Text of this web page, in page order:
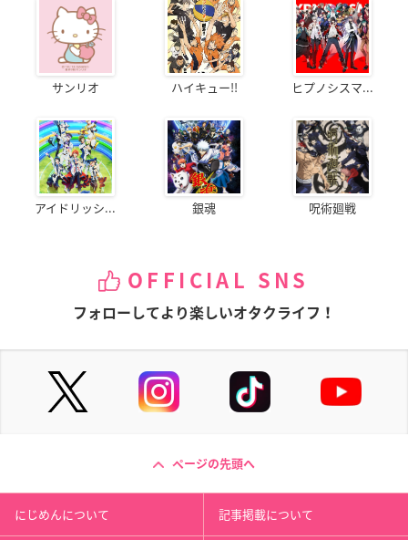
サンリオ ハイキュー!! ヒプノシスマ...
アイドリッシ... 銀魂 呪術廻戦
OFFICIAL SNS
フォローしてより楽しいオタクライフ！
ページの先頭へ
にじめんについて 記事掲載について